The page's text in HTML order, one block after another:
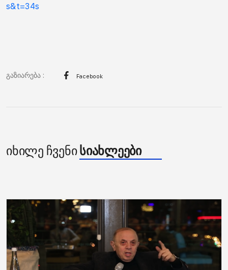
s&t=34s
გაზიარება : Facebook
იხილე ჩვენისიახლეები